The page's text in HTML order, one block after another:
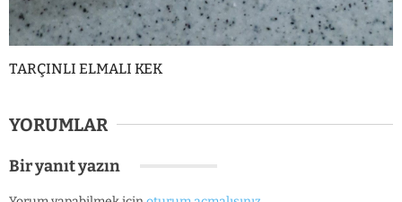
TARÇINLI ELMALI KEK
YORUMLAR
Bir yanıt yazın